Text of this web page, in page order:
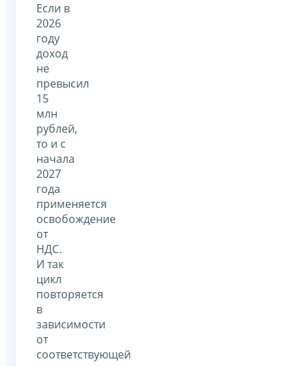
Если в
2026
году
доход
не
превысил
15
млн
рублей,
то и с
начала
2027
года
применяется
освобождение
от
НДС.
И так
цикл
повторяется
в
зависимости
от
соответствующей